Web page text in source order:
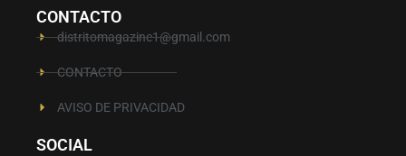
CONTACTO
distritomagazine1@gmail.com
CONTACTO
AVISO DE PRIVACIDAD
SOCIAL